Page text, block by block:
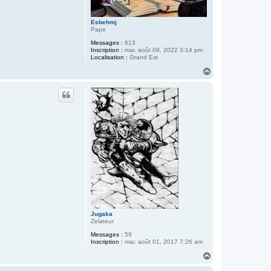
Esbehmj
Pape
Messages : 613
Inscription : mar. août 09, 2022 3:14 pm
Localisation : Grand Est
Jugaka
Zelateur
Messages : 59
Inscription : mar. août 01, 2017 7:26 am